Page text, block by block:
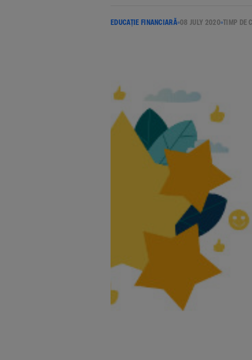
EDUCAȚIE FINANCIARĂ 08 JULY 2020 TIMP DE